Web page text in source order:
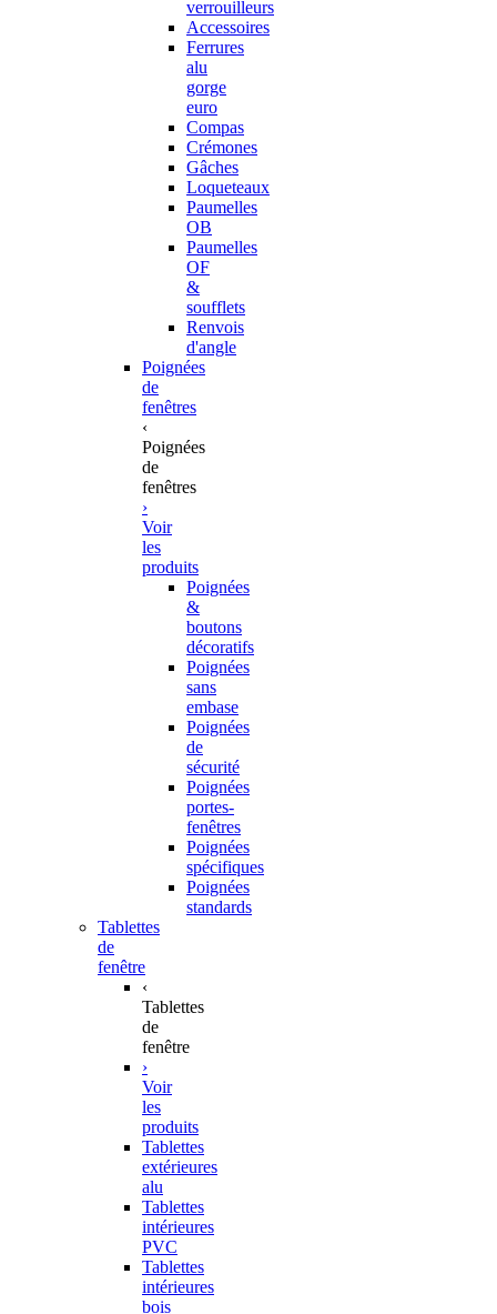
verrouilleurs
Accessoires
Ferrures
alu
gorge
euro
Compas
Crémones
Gâches
Loqueteaux
Paumelles
OB
Paumelles
OF
&
soufflets
Renvois
d'angle
Poignées
de
fenêtres
‹
Poignées
de
fenêtres
›
Voir
les
produits
Poignées
&
boutons
décoratifs
Poignées
sans
embase
Poignées
de
sécurité
Poignées
portes-
fenêtres
Poignées
spécifiques
Poignées
standards
Tablettes
de
fenêtre
‹
Tablettes
de
fenêtre
›
Voir
les
produits
Tablettes
extérieures
alu
Tablettes
intérieures
PVC
Tablettes
intérieures
bois